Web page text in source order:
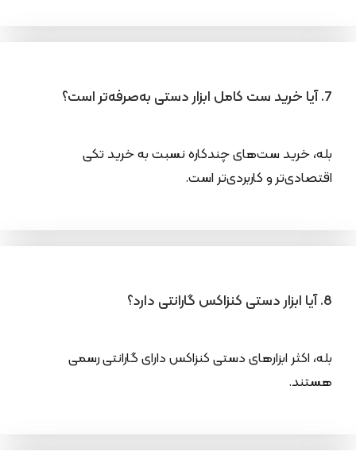
7. آیا خرید ست کامل ابزار دستی به‌صرفه‌تر است؟
بله، خرید ست‌های چندکاره نسبت به خرید تکی
اقتصادی‌تر و کاربردی‌تر است.
8. آیا ابزار دستی کنزاکس گارانتی دارد؟
بله، اکثر ابزارهای دستی کنزاکس دارای گارانتی رسمی
هستند.